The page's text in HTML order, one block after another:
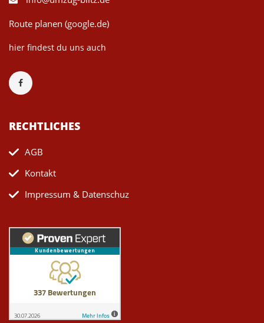
Route planen (google.de)
hier findest du uns auch
RECHTLICHES
AGB
Kontakt
Impressum & Datenschuz